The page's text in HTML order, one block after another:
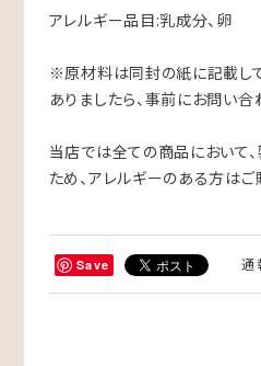
アレルギー品目:乳成分、卵
※原材料は同封の紙に記載し
ありましたら、事前にお問い合
当店では全ての商品において
ため、アレルギーのある方はご
Save 通